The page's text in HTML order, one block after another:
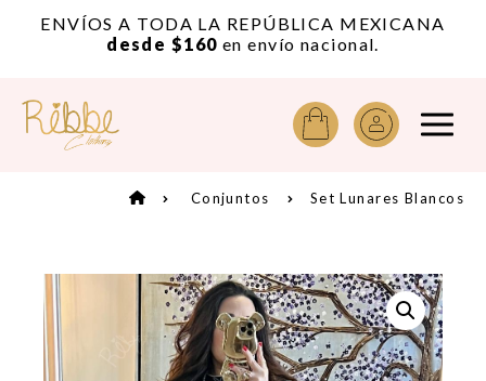
ENVÍOS A TODA LA REPÚBLICA MEXICANA
desde $160 en envío nacional.
Conjuntos Set Lunares Blancos